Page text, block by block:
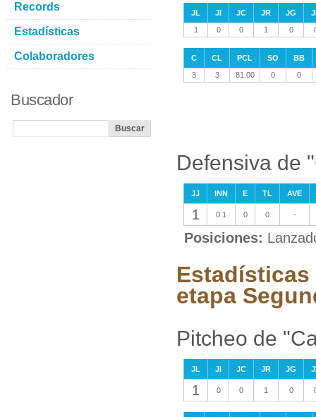
JL JI JC JR JG
1
0 0 1 0
C CL PCL SO
BB
3
3 81.00 0 0
Defensiva de
JJ INN E TL AVE
1 0.1 0 0 -
Posiciones:
Estadísticas
etapa
Pitcheo de
JL JI JC JR JG
1 0 0 1 0
Records
Estadísticas
Colaboradores
Buscador